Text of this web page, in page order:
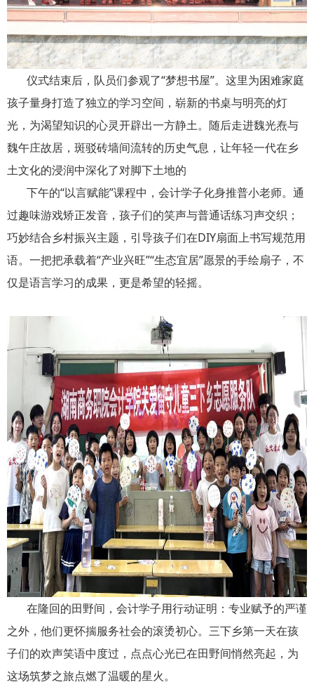
仪式结束后，队员们参观了“梦想书屋”。这里为困难家庭
孩子量身打造了独立的学习空间，崭新的书桌与明亮的灯
光，为渴望知识的心灵开辟出一方静土。随后走进魏光焘与
魏午庄故居，斑驳砖墙间流转的历史气息，让年轻一代在乡
土文化的浸润中深化了对脚下土地的
下午的“以言赋能”课程中，会计学子化身推普小老师。通
过趣味游戏矫正发音，孩子们的笑声与普通话练习声交织；
巧妙结合乡村振兴主题，引导孩子们在DIY扇面上书写规范用
语。一把把承载着“产业兴旺”“生态宜居”愿景的手绘扇子，不
仅是语言学习的成果，更是希望的轻摇。
在隆回的田野间，会计学子用行动证明：专业赋予的严谨
之外，他们更怀揣服务社会的滚烫初心。三下乡第一天在孩
子们的欢声笑语中度过，点点心光已在田野间悄然亮起，为
这场筑梦之旅点燃了温暖的星火。